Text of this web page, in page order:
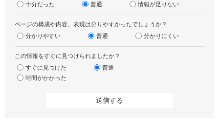
十分だった
普通 情報が足りない
ページの構成や内容、表現は分りやすかったでしょうか？
分かりやすい
普通 分かりにくい
この情報をすぐに見つけられましたか？
すぐに見つけた
普通
時間がかかった